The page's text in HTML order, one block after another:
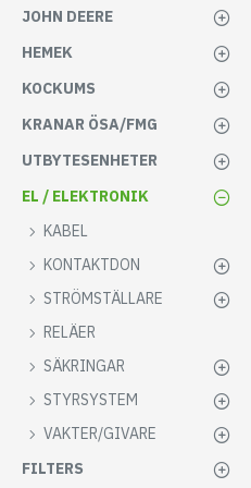
JOHN DEERE
HEMEK
KOCKUMS
KRANAR ÖSA/FMG
UTBYTESENHETER
EL / ELEKTRONIK
KABEL
KONTAKTDON
STRÖMSTÄLLARE
RELÄER
SÄKRINGAR
STYRSYSTEM
VAKTER/GIVARE
FILTERS